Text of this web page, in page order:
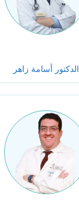
الدكتور أسامة زاهر